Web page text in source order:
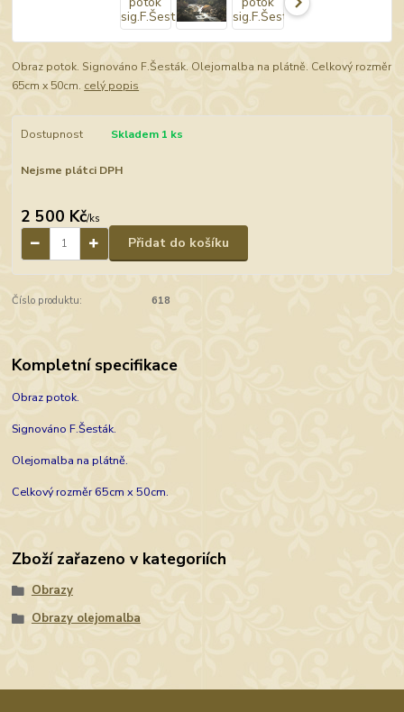
Obraz potok. Signováno F.Šesták. Olejomalba na plátně. Celkový rozměr
65cm x 50cm. celý popis
Dostupnost Skladem 1 ks
Nejsme plátci DPH
2 500 Kč/ks
Přidat do košíku
Číslo produktu: 618
Kompletní specifikace
Obraz potok.
Signováno F.Šesták.
Olejomalba na plátně.
Celkový rozměr 65cm x 50cm.
Zboží zařazeno v kategoriích
Obrazy
Obrazy olejomalba